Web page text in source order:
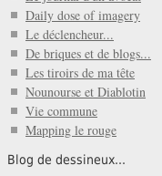
Daily dose of imagery
Le déclencheur...
De briques et de blogs...
Les tiroirs de ma tête
Nounourse et Diablotin
Vie commune
Mapping le rouge
Blog de dessineux...